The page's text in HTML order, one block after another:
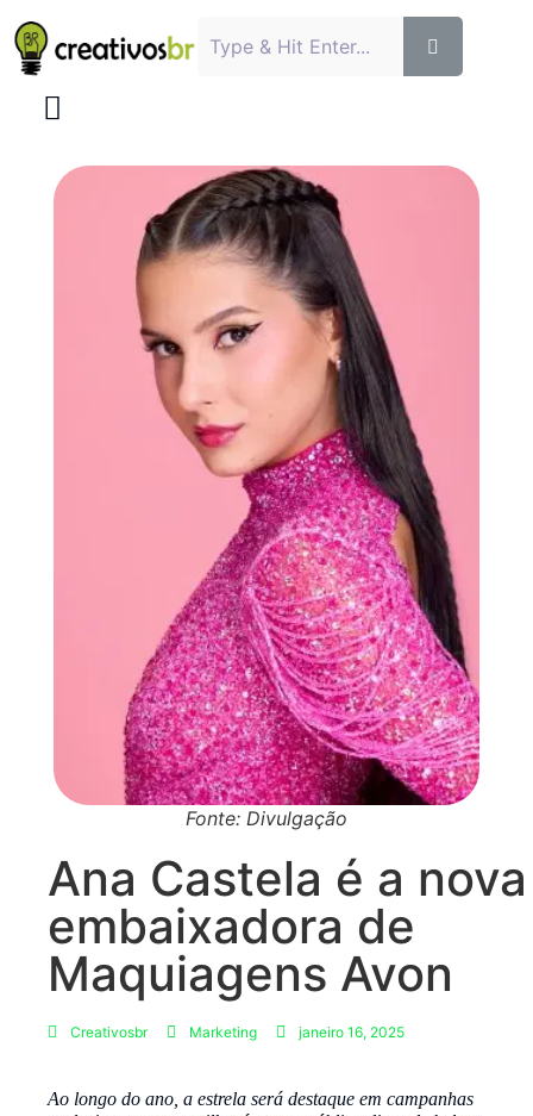
Fonte: Divulgação
Ana Castela é a nova
embaixadora de
Maquiagens Avon
Creativosbr Marketing janeiro 16, 2025
Ao longo do ano, a estrela será destaque em campanhas